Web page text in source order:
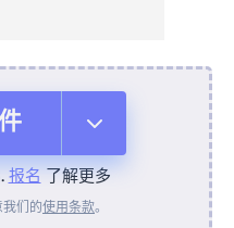
报名了解更多
们的使用条款。